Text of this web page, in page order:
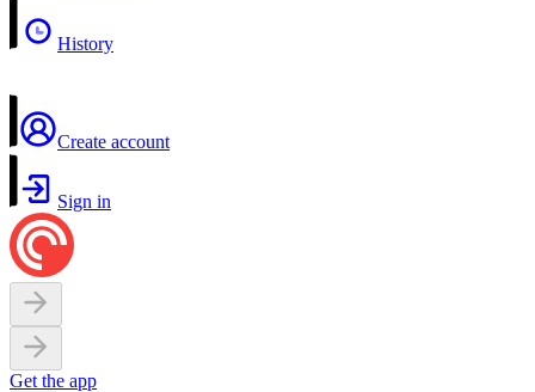
History
Create account
Sign in
Get the app